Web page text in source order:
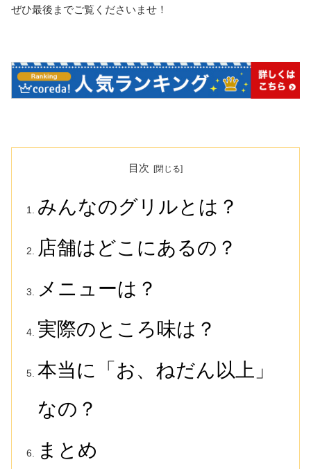
ぜひ最後までご覧くださいませ！
目次
みんなのグリルとは？
店舗はどこにあるの？
メニューは？
実際のところ味は？
本当に「お、ねだん以上」
なの？
まとめ